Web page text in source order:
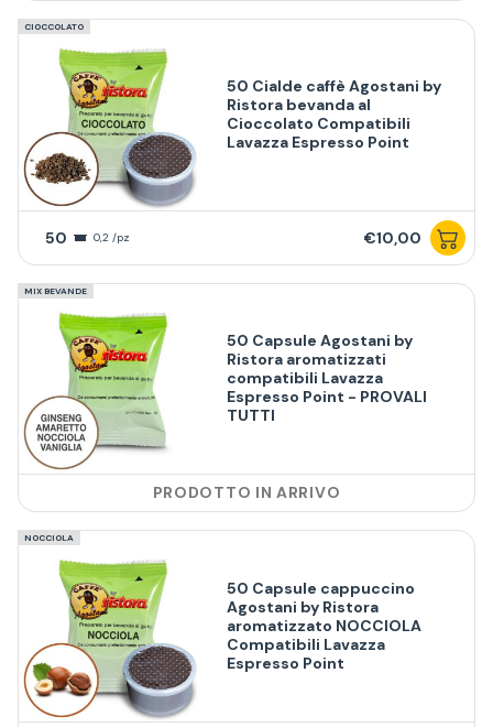
CIOCCOLATO
50 Cialde caffè Agostani by
Ristora bevanda al
Cioccolato Compatibili
Lavazza Espresso Point
50 0,2 /pz €10,00
MIX BEVANDE
50 Capsule Agostani by
Ristora aromatizzati
compatibili Lavazza
Espresso Point - PROVALI
TUTTI
PRODOTTO IN ARRIVO
NOCCIOLA
50 Capsule cappuccino
Agostani by Ristora
aromatizzato NOCCIOLA
Compatibili Lavazza
Espresso Point